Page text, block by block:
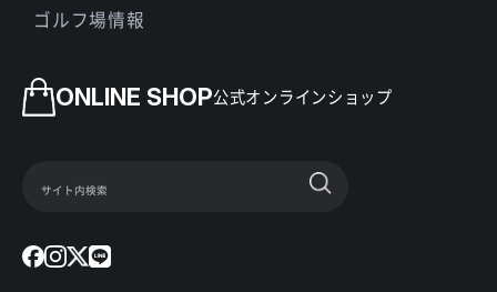
ONLINE SHOP公式オンラインショップ
ゴルフ場情報